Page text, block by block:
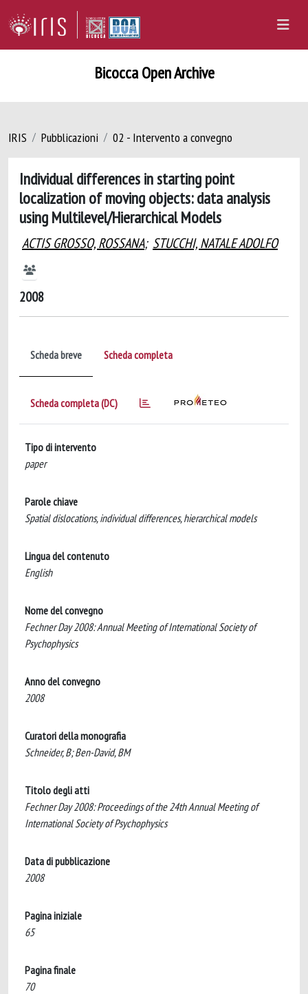
Bicocca Open Archive
IRIS Pubblicazioni 02 - Intervento a convegno
Individual differences in starting point
localization of moving objects: data analysis
using Multilevel/Hierarchical Models
ACTIS GROSSO, ROSSANA; STUCCHI, NATALE ADOLFO
2008
Scheda breve Scheda completa
Scheda completa (DC)
Tipo di intervento
paper
Parole chiave
Spatial dislocations, individual differences, hierarchical models
Lingua del contenuto
English
Nome del convegno
Fechner Day 2008: Annual Meeting of International Society of
Psychophysics
Anno del convegno
2008
Curatori della monografia
Schneider, B; Ben-David, BM
Titolo degli atti
Fechner Day 2008: Proceedings of the 24th Annual Meeting of
International Society of Psychophysics
Data di pubblicazione
2008
Pagina iniziale
65
Pagina finale
70